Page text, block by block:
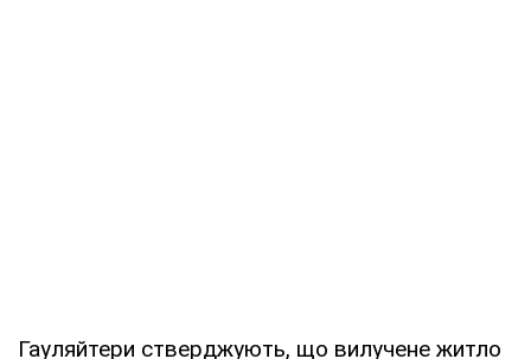
Гауляйтери стверджують, що вилучене житло